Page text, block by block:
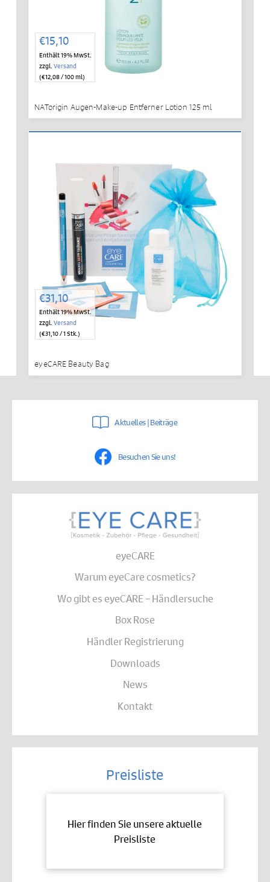
€15,10
Enthält 19% MwSt.
zzgl. Versand
(€12,08/ 100 ml)
NATorigin Augen-Make-up Entferner Lotion 125 ml
€31,10
Enthält 19% MwSt.
zzgl. Versand
(€31,10/ 1 Stk.)
eyeCARE Beauty Bag
Aktuelles | Beiträge
Besuchen Sie uns!
eyeCARE
Warum eyeCare cosmetics?
Wo gibt es eyeCARE – Händlersuche
Box Rose
Händler Registrierung
Downloads
News
Kontakt
Preisliste
Hier finden Sie unsere aktuelle
Preisliste